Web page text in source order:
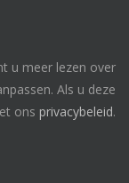
u meer lezen over
Als u deze
ons privacybeleid.